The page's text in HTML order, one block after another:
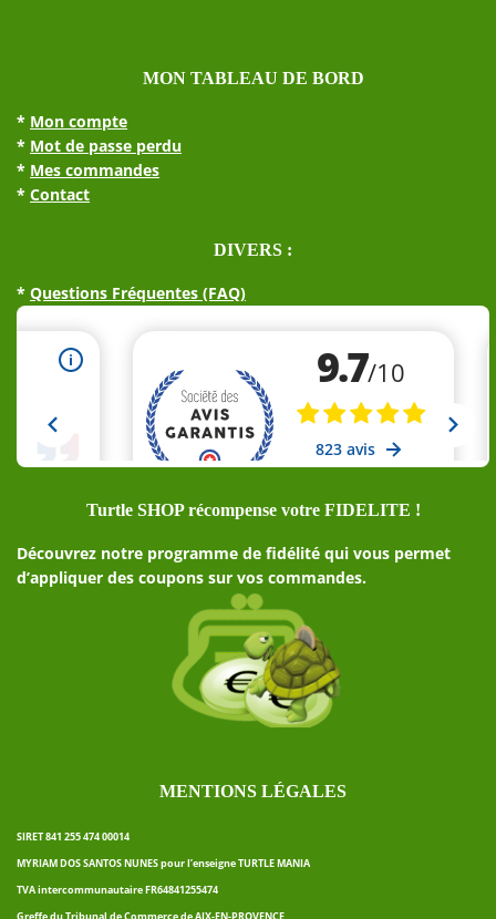
MON TABLEAU DE BORD
* Mon compte
* Mot de passe perdu
* Mes commandes
* Contact
DIVERS :
* Questions Fréquentes (FAQ)
Turtle SHOP récompense votre FIDELITE !
Découvrez notre programme de fidélité qui vous permet
d’appliquer des coupons sur vos commandes.
MENTIONS LÉGALES
SIRET 841 255 474 00014
MYRIAM DOS SANTOS NUNES pour l’enseigne TURTLE MANIA
TVA intercommunautaire FR64841255474